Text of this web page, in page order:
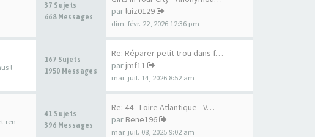
37 Sujets
668 Messages
par luiz0129
dim. févr. 22, 2026 12:36 pm
!
167 Sujets
1950 Messages
Re: Réparer petit trou dans f…
par jmf11
mar. juil. 14, 2026 8:52 am
ren
41 Sujets
396 Messages
Re: 44 - Loire Atlantique - V…
par Bene196
mar. juil. 08, 2025 9:02 am